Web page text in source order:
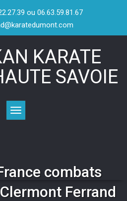
ou 06.63.59.81.67
KARATE
SAVOIE
Toggle navigation
combats
Ferrand